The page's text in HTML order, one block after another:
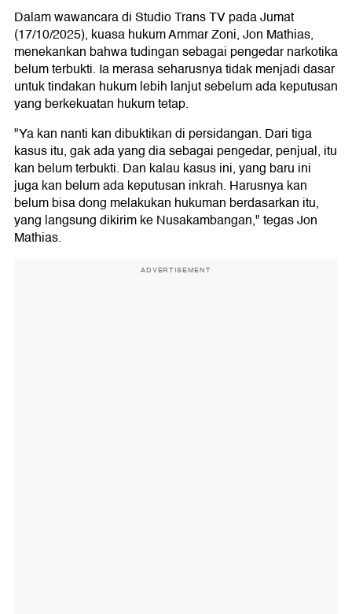
Dalam wawancara di Studio Trans TV pada Jumat
(17/10/2025), kuasa hukum Ammar Zoni, Jon Mathias,
menekankan bahwa tudingan sebagai pengedar narkotika
belum terbukti. Ia merasa seharusnya tidak menjadi dasar
untuk tindakan hukum lebih lanjut sebelum ada keputusan
yang berkekuatan hukum tetap.
"Ya kan nanti kan dibuktikan di persidangan. Dari tiga
kasus itu, gak ada yang dia sebagai pengedar, penjual, itu
kan belum terbukti. Dan kalau kasus ini, yang baru ini
juga kan belum ada keputusan inkrah. Harusnya kan
belum bisa dong melakukan hukuman berdasarkan itu,
yang langsung dikirim ke Nusakambangan," tegas Jon
Mathias.
ADVERTISEMENT